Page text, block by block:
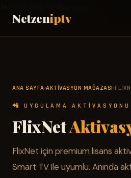
Netzeniptv
ANA SAYFA›AKTIVASYON MAĞAZASI›
📲 UYGULAMA AKTIVASYONU
FlixNet
FlixNet için premium lisans
Smart TV ile uyumlu. Anında